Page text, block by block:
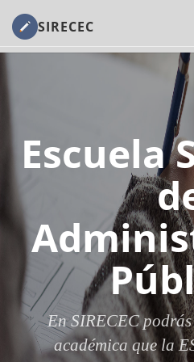
SIRECEC
Escuela
En SIRECEC
académica que la